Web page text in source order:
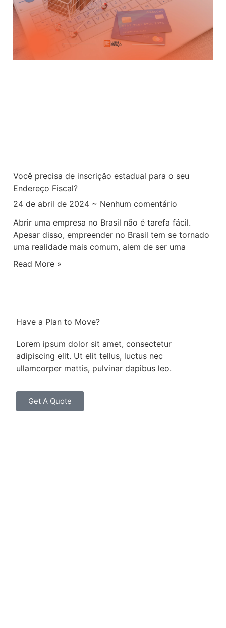
Você precisa de inscrição estadual para o seu
Endereço Fiscal?
24 de abril de 2024
Nenhum comentário
Abrir uma empresa no Brasil não é tarefa fácil.
Apesar disso, empreender no Brasil tem se tornado
uma realidade mais comum, alem de ser uma
Read More »
Have a Plan to Move?
Lorem ipsum dolor sit amet, consectetur
adipiscing elit. Ut elit tellus, luctus nec
ullamcorper mattis, pulvinar dapibus leo.
Get A Quote